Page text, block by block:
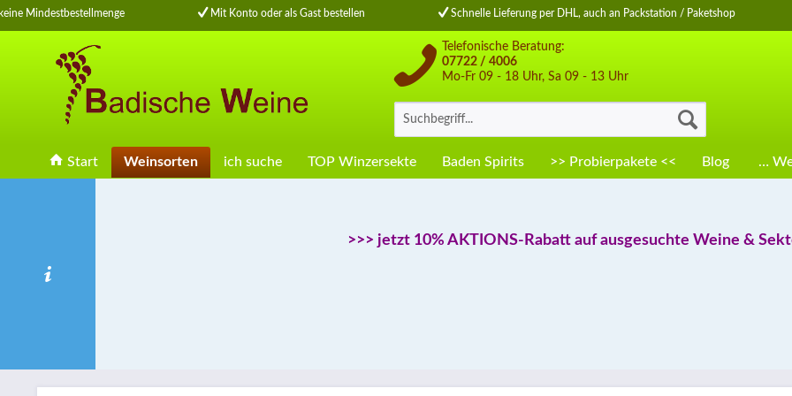
Mindestbestellmenge Mit Konto oder als Gast bestellen Schnelle Lieferung per DHL, auch an Packstation / Paketshop
Telefonische Beratung:
07722 / 4006
Mo-Fr 09 - 18 Uhr, Sa 09 - 13 Uhr
Start Weinsorten ich suche TOP Winzersekte Baden Spirits >> Probierpakete << Blog …
>>> jetzt 10% AKTIONS-Rabatt auf ausgesuchte Weine &